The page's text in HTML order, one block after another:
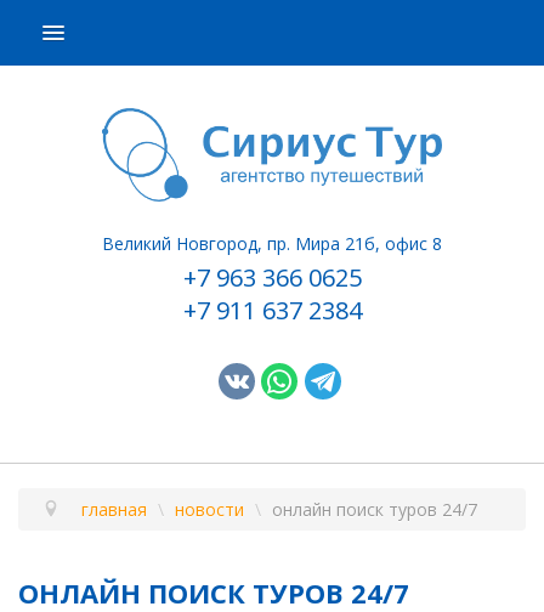
ГОРЯЩИЕ ТУРЫ
СТРАНЫ
О КОМПАНИИ
КОНТАКТЫ
Великий Новгород, пр. Мира 21б, офис 8
+7 963 366 0625
+7 911 637 2384
главная \ новости \ онлайн поиск туров 24/7
ОНЛАЙН ПОИСК ТУРОВ 24/7